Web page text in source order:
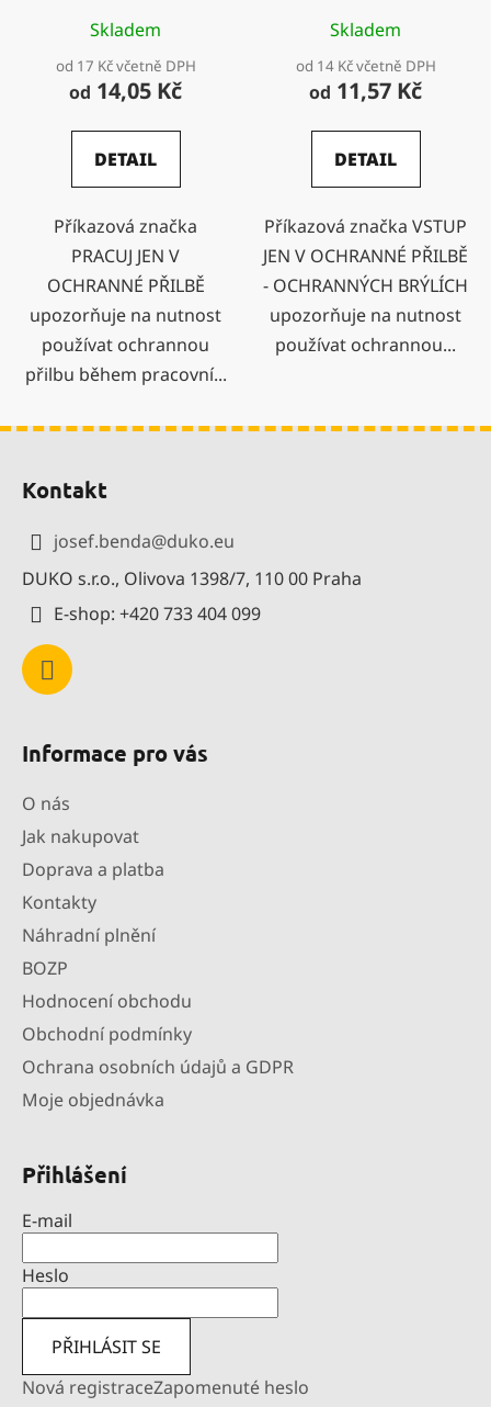
Skladem
od 17 Kč včetně DPH
od 14,05 Kč
DETAIL
Příkazová značka
PRACUJ JEN V
OCHRANNÉ PŘILBĚ
upozorňuje na nutnost
používat ochrannou
přilbu během pracovní...
BRÝLÍCH
Skladem
od 14 Kč včetně DPH
od 11,57 Kč
DETAIL
Příkazová značka VSTUP
JEN V OCHRANNÉ PŘILBĚ
- OCHRANNÝCH BRÝLÍCH
upozorňuje na nutnost
používat ochrannou...
Kontakt
josef.benda@duko.eu
DUKO s.r.o., Olivova 1398/7, 110 00 Praha
E-shop: +420 733 404 099
Informace pro vás
O nás
Jak nakupovat
Doprava a platba
Kontakty
Náhradní plnění
BOZP
Hodnocení obchodu
Obchodní podmínky
Ochrana osobních údajů a GDPR
Moje objednávka
Přihlášení
E-mail
Heslo
PŘIHLÁSIT SE
Nová registraceZapomenuté heslo